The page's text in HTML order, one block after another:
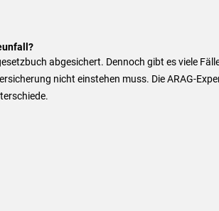
abgesichert. Dennoch gibt es viele
nicht einstehen muss. Die ARAG-